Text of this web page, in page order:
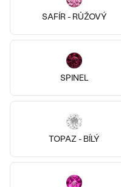
SAFÍR - RŮŽOVÝ
SPINEL
TOPAZ - BÍLÝ
14k bílé zlato, Zirkon
od 3 790 Kč